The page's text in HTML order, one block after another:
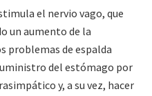
el nervio vago, que
un aumento de la
problemas de espalda
del estómago por
y, a su vez, hacer